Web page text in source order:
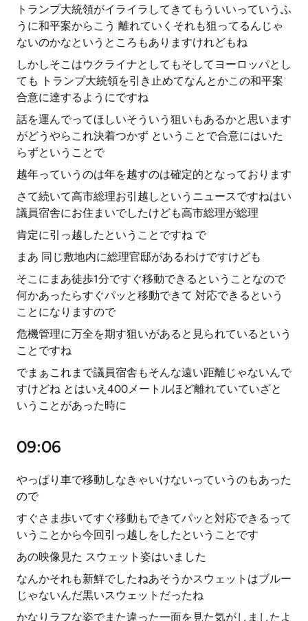
トランプ大統領がイライラしてきてもういいっていうふ
うに和平案からこう 離れていくそれも狙ってるんじゃ
ないのかなというところもありますけれどもね
しかしそこはウクライナとしてもそしてヨーロッパとし
ても トランプ大統領を引き止めてなんとかこの和平案
合意に達するようにですね
話を運んでってほしいそういう狙いもあるかと思います
がどうやらこれ決着つかず ということで合意にはいた
らずということで
越年っていうのは年を越すのは確定的となっております
さて続いて高市総理お引越しというニュースですねはい
議員宿舎にお住まいでしたけども高市総理が総理
肯定に引っ越したということですね で
まあ 同じ敷地内に総理官邸があるわけですけども
そこにまあ徒歩1分ですぐ移動できるということなので
何かあったらすぐパッと移動できて 対応できるという
ことになりますので
危機管理に万全を期す狙いがあると見られているという
ことですね
でまぁこれまで議員宿舎もそんな遠い距離じゃないんで
すけどね とはいえ400メートルほど離れていていざと
いうことがあった時に
09:06
やっぱり車で移動しなきゃいけないっていうのもあった
ので
すぐさま歩いてすぐ移動もできてパッと対応できるって
いうことから今回引っ越しをしたということです
あの映像見た スウェット姿はいました
なんかそれも新鮮でしたねあそうかスウェットはブルー
じゃないんだ黒いスウェットだったね
かなりラフな姿でまた違った一面を見た気がしましたよ